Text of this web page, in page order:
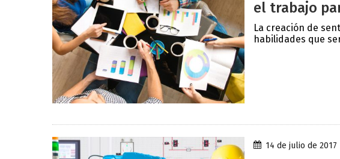
el trabajo
La creación de
habilidades que
14 de julio de 2017